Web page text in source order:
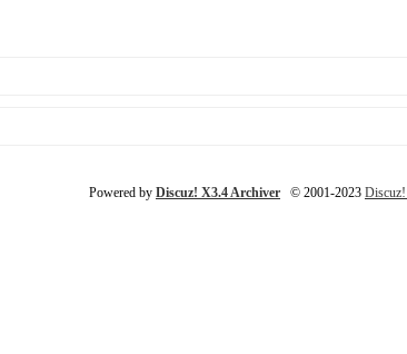
Powered by Discuz! X3.4 Archiver © 2001-2023 Discuz!